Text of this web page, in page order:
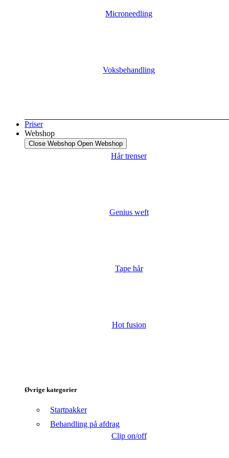
Microneedling
Voksbehandling
Priser
Webshop
Close Webshop Open Webshop
Hår trenser
Genius weft
Tape hår
Hot fusion
Øvrige kategorier
Startpakker
Behandling på afdrag
Clip on/off